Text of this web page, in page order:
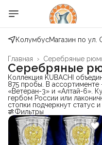
КолумбусМагазин по ул.
Серебряные
Главная ›
Серебряные
Коллекция KUBACHI
875 пробы. В
«Ветеран-3» и «Алтай-6».
гербом России или
стопки подчеркнут статус
Фильтры